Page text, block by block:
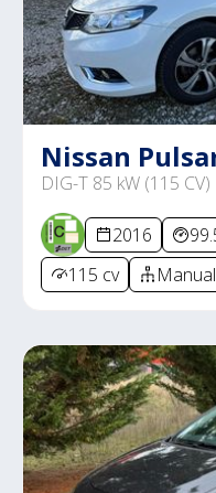
Nissan
DIG-T 85 kW (115
2016
115 cv
Manual